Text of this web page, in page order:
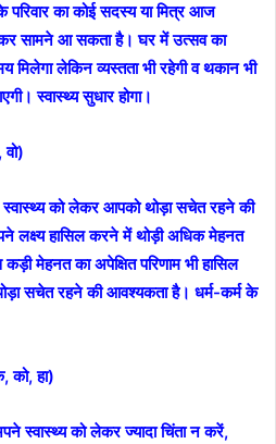
का कोई सदस्य या मित्र आज
सामने आ सकता है। घर में उत्सव का
मिलेगा लेकिन व्यस्तता भी रहेगी व थकान भी
स्वास्थ्य सुधार होगा।
को लेकर आपको थोड़ा सचेत रहने की
लक्ष्य हासिल करने में थोड़ी अधिक मेहनत
मेहनत का अपेक्षित परिणाम भी हासिल
सचेत रहने की आवश्यकता है। धर्म-कर्म के
को, हा)
स्वास्थ्य को लेकर ज्यादा चिंता न करें,